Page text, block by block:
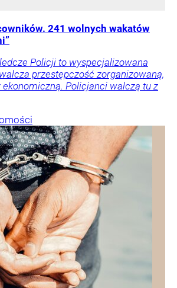
241 wolnych wakatów
Policji to wyspecjalizowana
przestępczość zorganizowaną,
Policjanci walczą tu z